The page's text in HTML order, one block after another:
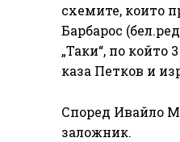
схемите, които
Барбарос
„Таки“, по който
каза Петков и
Според Ивайло
заложник.